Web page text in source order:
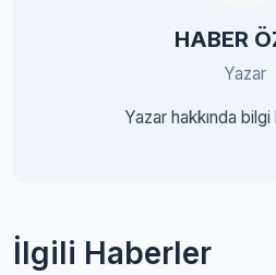
HABER
Yazar
Yazar hakkında
İlgili Haberler